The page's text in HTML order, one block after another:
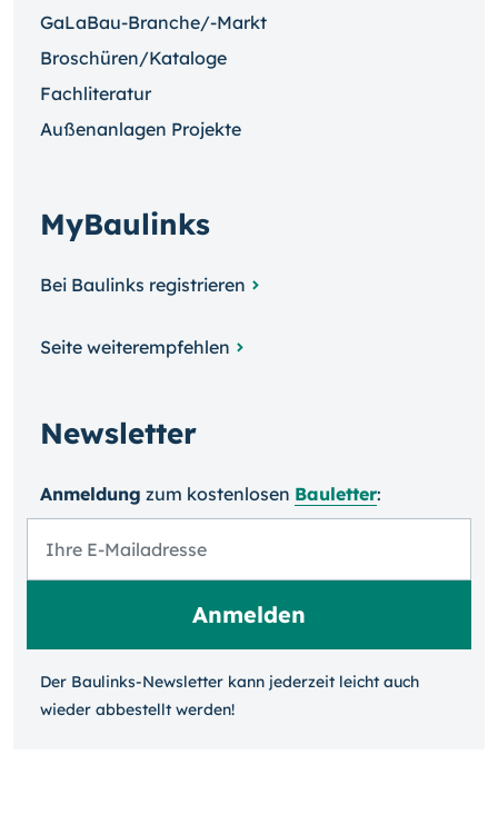
GaLaBau-Branche/-Markt
Broschüren/Kataloge
Fachliteratur
Außenanlagen Projekte
MyBaulinks
Bei Baulinks registrieren
Seite weiterempfehlen
Newsletter
Anmeldung zum kosten­losen Bauletter:
Der Baulinks-Newsletter kann jeder­zeit leicht auch
wieder ab­bestellt werden!